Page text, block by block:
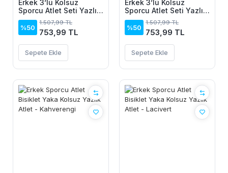
Erkek 3’lü Kolsuz
Sporcu Atlet Seti Yazlık
Bisiklet Yakalı - Mint
Yeşili, Siyah, Beyaz
%50
1.507,99 TL
753,99 TL
Sepete Ekle
Erkek 3’lü Kolsuz
Sporcu Atlet Seti Yazlık
Bisiklet Yakalı - Siyah,
Bej, Beyaz
%50
1.507,99 TL
753,99 TL
Sepete Ekle